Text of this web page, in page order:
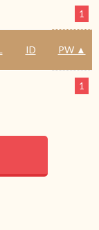
1
ID PW ▲
1